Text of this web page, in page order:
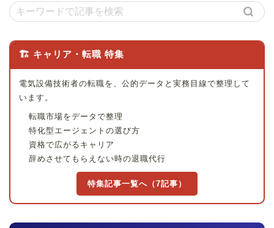
🏗 キャリア・転職 特集
電気設備技術者の転職を、公的データと実務目線で整理して
います。
転職市場をデータで整理
特化型エージェントの選び方
資格で広がるキャリア
辞めさせてもらえない時の退職代行
特集記事一覧へ（7記事）